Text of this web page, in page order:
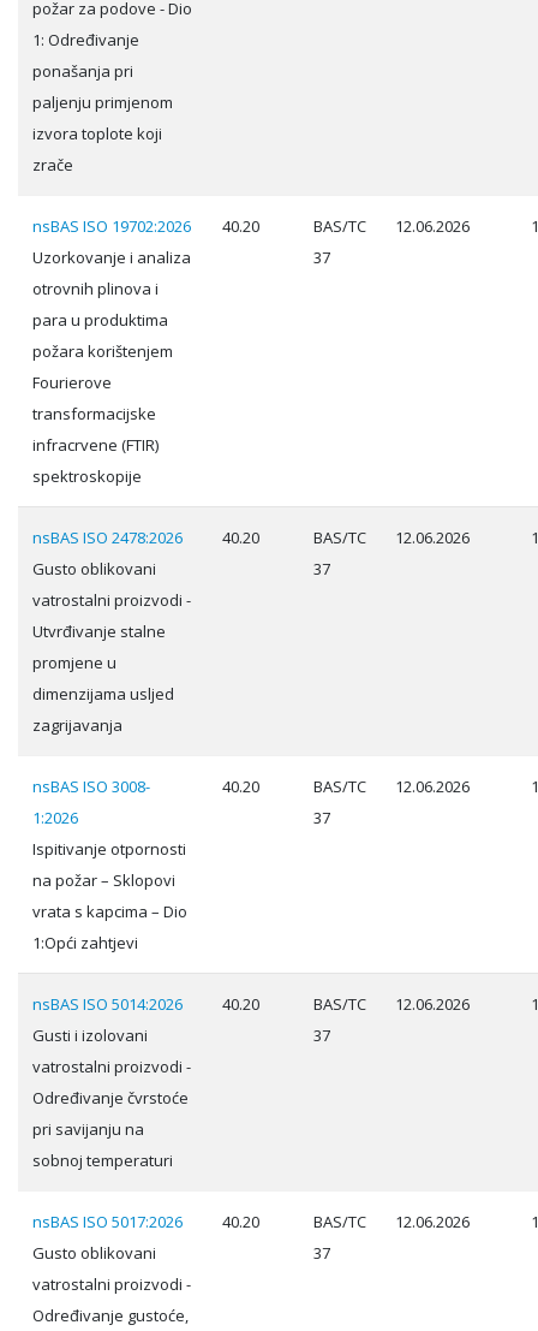
požar za podove - Dio
1: Određivanje
ponašanja pri
paljenju primjenom
izvora toplote koji
zrače
nsBAS ISO 19702:2026
Uzorkovanje i analiza
otrovnih plinova i
para u produktima
požara korištenjem
Fourierove
transformacijske
infracrvene (FTIR)
spektroskopije
40.20
BAS/TC
37
12.06.2026
nsBAS ISO 2478:2026
Gusto oblikovani
vatrostalni proizvodi -
Utvrđivanje stalne
promjene u
dimenzijama usljed
zagrijavanja
40.20
BAS/TC
37
12.06.2026
nsBAS ISO 3008-
1:2026
Ispitivanje otpornosti
na požar – Sklopovi
vrata s kapcima – Dio
1:Opći zahtjevi
40.20
BAS/TC
37
12.06.2026
nsBAS ISO 5014:2026
Gusti i izolovani
vatrostalni proizvodi -
Određivanje čvrstoće
pri savijanju na
sobnoj temperaturi
40.20
BAS/TC
37
12.06.2026
nsBAS ISO 5017:2026
Gusto oblikovani
vatrostalni proizvodi -
Određivanje gustoće,
40.20
BAS/TC
37
12.06.2026